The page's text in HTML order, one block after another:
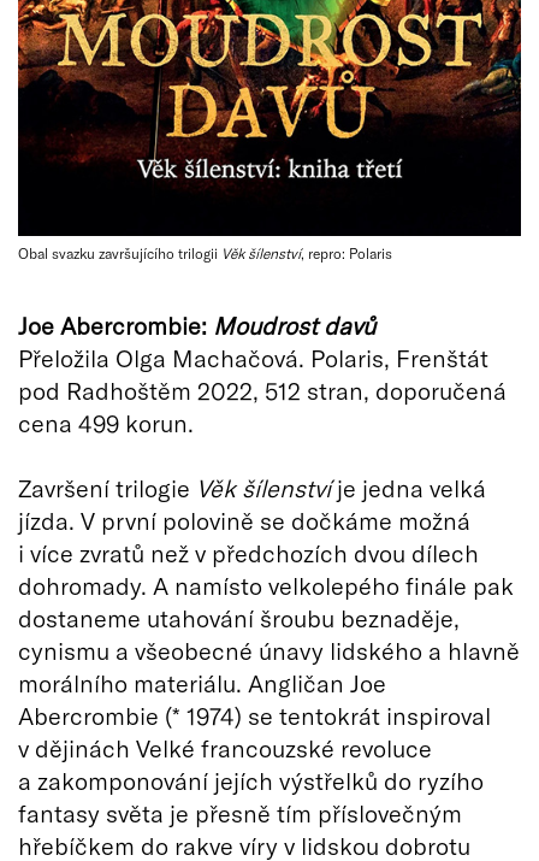
Obal svazku završujícího trilogii Věk šílenství, repro: Polaris
Joe Abercrombie: Moudrost davů
Přeložila Olga Machačová. Polaris, Frenštát
pod Radhoštěm 2022, 512 stran, doporučená
cena 499 korun.
Završení trilogie Věk šílenstvíje jedna velká
jízda. V první polovině se dočkáme možná
i více zvratů než v předchozích dvou dílech
dohromady. A namísto velkolepého finále pak
dostaneme utahování šroubu beznaděje,
cynismu a všeobecné únavy lidského a hlavně
morálního materiálu. Angličan Joe
Abercrombie (* 1974) se tentokrát inspiroval
v dějinách Velké francouzské revoluce
a zakomponování jejích výstřelků do ryzího
fantasy světa je přesně tím příslovečným
hřebíčkem do rakve víry v lidskou dobrotu